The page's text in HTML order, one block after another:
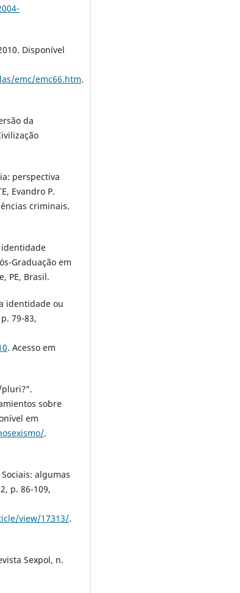
Disponível
emc/emc66.htm.
da
perspectiva
Evandro P.
criminais.
identidade
Graduação em
PE, Brasil.
identidade ou
79-83,
. Acesso em
sobre
em
.
algumas
p. 86-109,
view/17313/.
Sexpol, n.